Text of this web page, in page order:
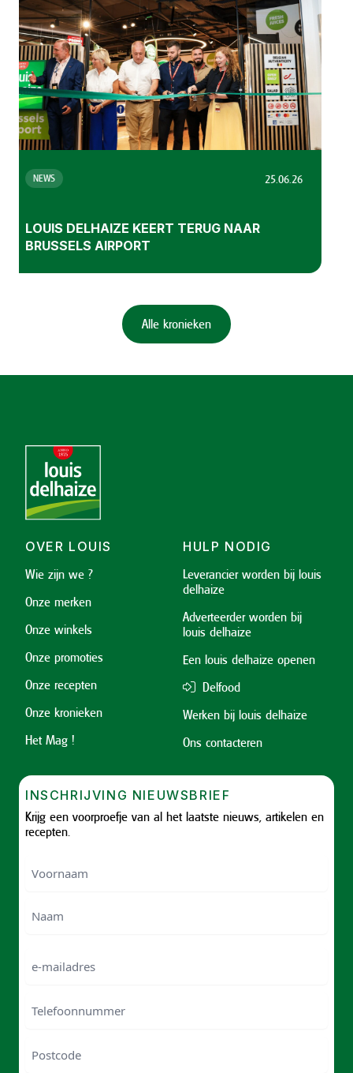
NEWS PARTNERS 26.03.26
DE PRODUCTEN VAN DELHAIZE DE LEEUW
Alle kronieken
OVER LOUIS
Wie zijn we ?
Onze merken
Onze winkels
Onze promoties
Onze recepten
Onze kronieken
Het Mag !
HULP NODIG
Leverancier worden bij louis
delhaize
Adverteerder worden bij
louis delhaize
Een louis delhaize openen
Delfood
Werken bij louis delhaize
Ons contacteren
INSCHRIJVING NIEUWSBRIEF
Krijg een voorproefje van al het laatste nieuws, artikelen en
recepten.
mailadres